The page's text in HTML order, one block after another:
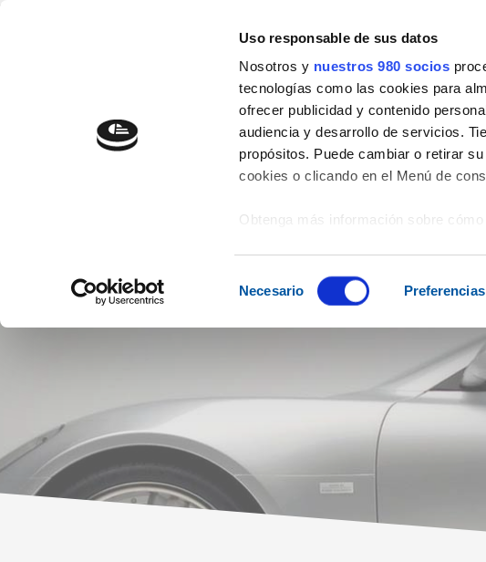
Uso responsable de sus datos
Nosotros y nuestros 980 socios
tecnologías como las cookies para
ofrecer publicidad y contenido
audiencia y desarrollo de servicios.
propósitos. Puede cambiar o retirar
cookies o clicando en el Menú de
Obtenga más información sobre
Las cookies de este sitio web se
de redes sociales y analizar el
sitio web con nuestros partners de
combinarla con otra información que
que haya hecho de sus servicios.
de
Necesario Preferencias
info@aicrag.com
EMPRESA EXPO2023